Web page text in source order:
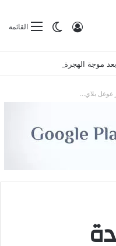
القائمةالوضع
تسجيل الدخول
موجة الهجرة في سبتة
غوغل بلاي...